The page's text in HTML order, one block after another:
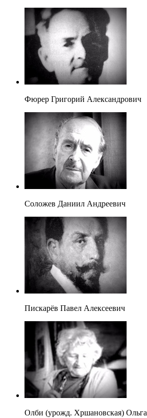
Фюрер Григорий Александрович
Соложев Даниил Андреевич
Пискарёв Павел Алексеевич
Олби (урожд. Хршановская) Ольга